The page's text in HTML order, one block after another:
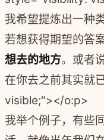
我希望提炼出一种
若想获得期望的答
想去的地方。或者
在你去之前其实就
visible;"></o:p>
我举个例子，有些